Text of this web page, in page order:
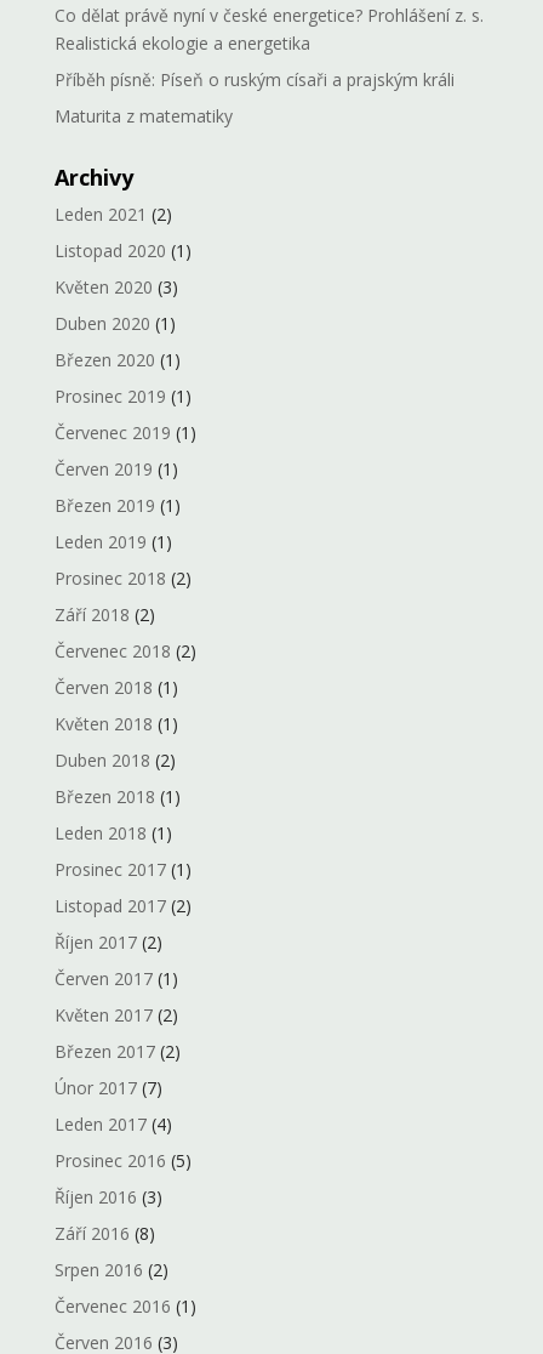
Co dělat právě nyní v české energetice? Prohlášení z. s.
Realistická ekologie a energetika
Příběh písně: Píseň o ruským císaři a prajským králi
Maturita z matematiky
Archivy
Leden 2021 (2)
Listopad 2020 (1)
Květen 2020 (3)
Duben 2020 (1)
Březen 2020 (1)
Prosinec 2019 (1)
Červenec 2019 (1)
Červen 2019 (1)
Březen 2019 (1)
Leden 2019 (1)
Prosinec 2018 (2)
Září 2018 (2)
Červenec 2018 (2)
Červen 2018 (1)
Květen 2018 (1)
Duben 2018 (2)
Březen 2018 (1)
Leden 2018 (1)
Prosinec 2017(1)
Listopad 2017(2)
Říjen 2017(2)
Červen 2017(1)
Květen 2017(2)
Březen 2017(2)
Únor 2017(7)
Leden 2017(4)
Prosinec 2016 (5)
Říjen 2016 (3)
Září 2016 (8)
Srpen 2016 (2)
Červenec 2016 (1)
Červen 2016 (3)